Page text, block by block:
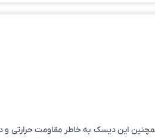
این دیسک به خاطر مقاومت حرارتی و